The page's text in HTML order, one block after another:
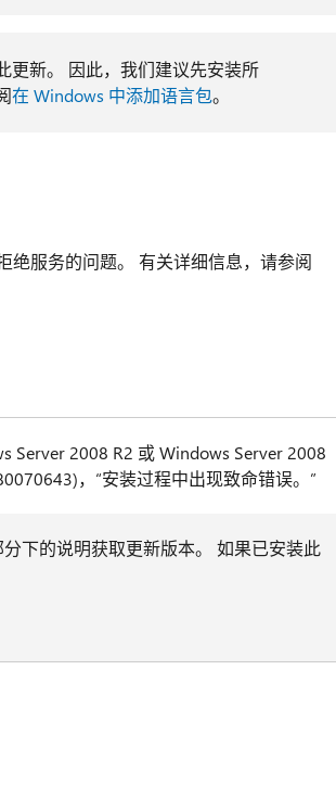
新。 因此，我们建议先安装所
在 Windows 中添加语言包。
绝服务的问题。 有关详细信息，请参阅
Server 2008 R2 或 Windows Server 2008
，“安装过程中出现致命错误。”
分下的说明获取更新版本。 如果已安装此